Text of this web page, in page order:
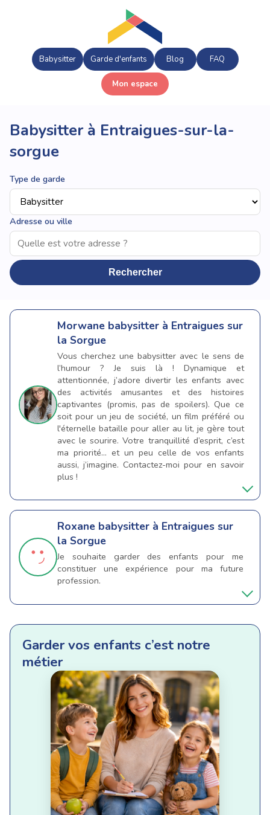
Babysitter Garde d'enfants Blog FAQ
Mon espace
Babysitter à Entraigues-sur-la-
sorgue
Type de garde
Adresse ou ville
Rechercher
Morwane babysitter à Entraigues sur
la Sorgue
Vous cherchez une babysitter avec le sens de
l’humour ? Je suis là ! Dynamique et
attentionnée, j’adore divertir les enfants avec
des activités amusantes et des histoires
captivantes (promis, pas de spoilers). Que ce
soit pour un jeu de société, un film préféré ou
l'éternelle bataille pour aller au lit, je gère tout
avec le sourire. Votre tranquillité d’esprit, c’est
ma priorité… et un peu celle de vos enfants
aussi, j’imagine. Contactez-moi pour en savoir
plus !
Roxane babysitter à Entraigues sur
la Sorgue
Je souhaite garder des enfants pour me
constituer une expérience pour ma future
profession.
Garder vos enfants c’est notre
métier